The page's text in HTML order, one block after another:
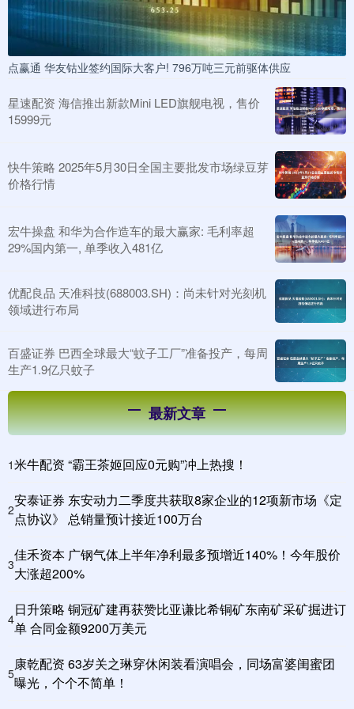
点赢通 华友钴业签约国际大客户! 796万吨三元前驱体供应
星速配资 海信推出新款Mini LED旗舰电视，售价
15999元
快牛策略 2025年5月30日全国主要批发市场绿豆芽
价格行情
宏牛操盘 和华为合作造车的最大赢家: 毛利率超
29%国内第一, 单季收入481亿
优配良品 天准科技(688003.SH)：尚未针对光刻机
领域进行布局
百盛证券 巴西全球最大“蚊子工厂”准备投产，每周
生产1.9亿只蚊子
最新文章
1米牛配资 “霸王茶姬回应0元购”冲上热搜！
2
安泰证券 东安动力二季度共获取8家企业的12项新市场《定
点协议》 总销量预计接近100万台
3
佳禾资本 广钢气体上半年净利最多预增近140%！今年股价
大涨超200%
4
日升策略 铜冠矿建再获赞比亚谦比希铜矿东南矿采矿掘进订
单 合同金额9200万美元
5
康乾配资 63岁关之琳穿休闲装看演唱会，同场富婆闺蜜团
曝光，个个不简单！